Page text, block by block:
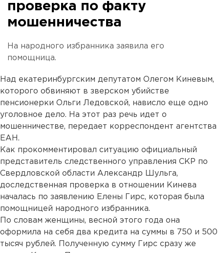
проверка по факту
мошенничества
На народного избранника заявила его
помощница.
Над екатеринбургским депутатом Олегом Киневым,
которого обвиняют в зверском убийстве
пенсионерки Ольги Ледовской, нависло еще одно
уголовное дело. На этот раз речь идет о
мошенничестве, передает корреспондент агентства
ЕАН.
Как прокомментировал ситуацию официальный
представитель следственного управления СКР по
Свердловской области Александр Шульга,
доследственная проверка в отношении Кинева
началась по заявлению Елены Гирс, которая была
помощницей народного избранника.
По словам женщины, весной этого года она
оформила на себя два кредита на суммы в 750 и 500
тысяч рублей. Полученную сумму Гирс сразу же